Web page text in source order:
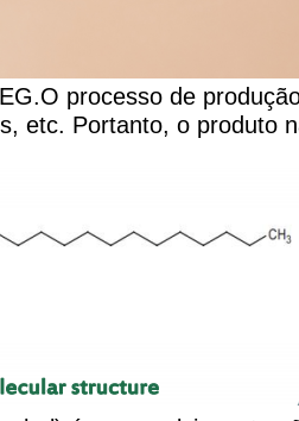
processo de
etc. Portanto, o produto